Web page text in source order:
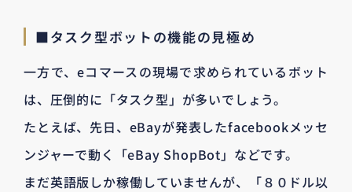
■タスク型ボットの機能の見極め
一方で、eコマースの現場で求められているボット
は、圧倒的に「タスク型」が多いでしょう。
たとえば、先日、eBayが発表したfacebookメッセ
ンジャーで動く「eBay ShopBot」などです。
まだ英語版しか稼働していませんが、「８０ドル以